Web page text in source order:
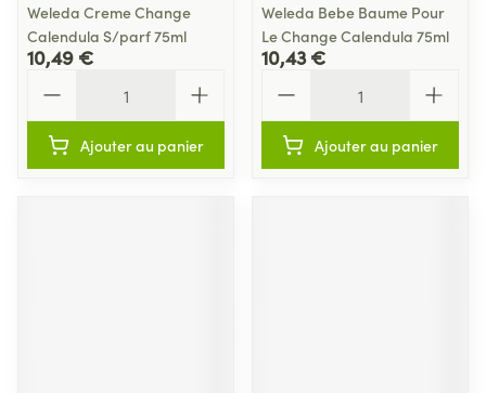
Weleda Creme Change
Calendula S/parf 75ml
10,49 €
Ajouter au panier
Weleda Bebe Baume Pour
Le Change Calendula 75ml
10,43 €
Ajouter au panier